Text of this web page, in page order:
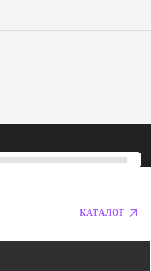
КАТАЛОГ